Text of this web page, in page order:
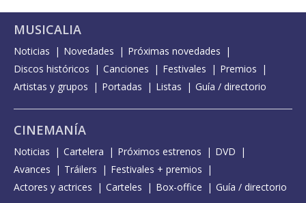
MUSICALIA
Noticias Novedades
Próximas novedades
Discos históricos
Canciones Festivales
Premios
Artistas y grupos
Portadas Listas Guía / directorio
CINEMANÍA
Noticias Cartelera Próximos estrenos
DVD
Avances
Tráilers
Festivales + premios
Actores y actrices
Carteles Box-office Guía / directorio